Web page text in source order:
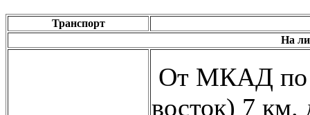
Транспорт
На
От МКАД по
восток) 7 км.